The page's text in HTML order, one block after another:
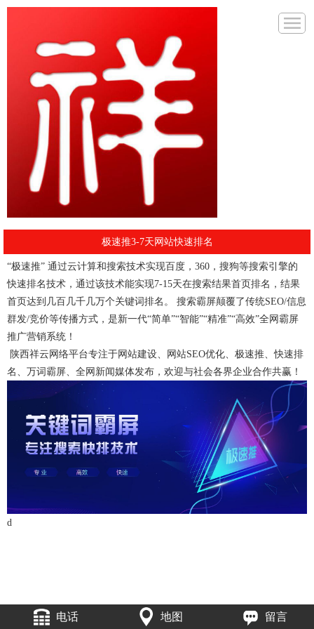
极速推3-7天网站快速排名
“极速推” 通过云计算和搜索技术实现百度，360，搜狗等搜索引擎的
快速排名技术，通过该技术能实现7-15天在搜索结果首页排名，结果
首页达到几百几千几万个关键词排名。 搜索霸屏颠覆了传统SEO/信息
群发/竞价等传播方式，是新一代“简单”“智能”“精准”“高效”全网霸屏
推广营销系统！
陕西祥云网络平台专注于网站建设、网站SEO优化、极速推、快速排
名、万词霸屏、全网新闻媒体发布，欢迎与社会各界企业合作共赢！
d
电话 地图 留言